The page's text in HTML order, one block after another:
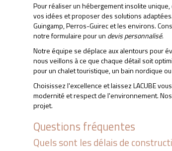
CHALET
Pour réaliser un hébergement insolite
vos idées et proposer des solutions
Guingamp, Perros-Guirec et les environs.
notre formulaire pour un devis personnalisé.
Notre équipe se déplace aux alentours pour
nous veillons à ce que chaque détail soit
pour un chalet touristique, un bain nordique
Choisissez l'excellence et laissez LACUBE
modernité et respect de l'environnement.
projet.
Questions fréquentes
Quels sont les délais de